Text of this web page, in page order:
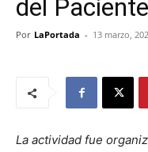
del
Por LaPortada - 13 marzo,
La actividad fue